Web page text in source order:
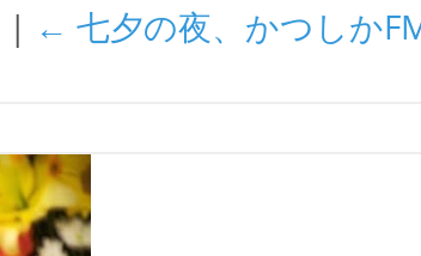
| ← 七夕の夜、かつしか